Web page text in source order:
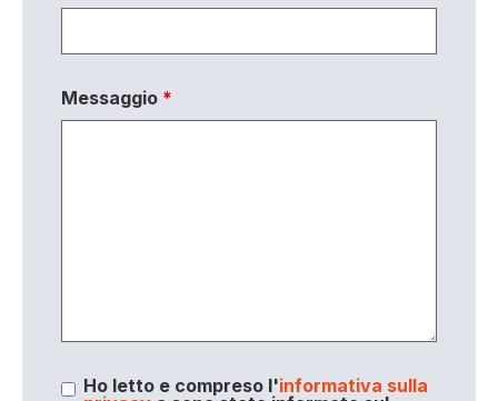
Messaggio *
Ho letto e compreso l'informativa sulla